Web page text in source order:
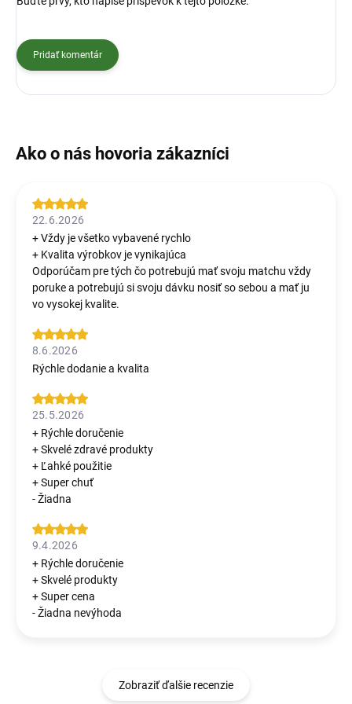
Pridať komentár
22.6.2026
+ Vždy je všetko vybavené rychlo
+ Kvalita výrobkov je vynikajúca
Odporúčam pre tých čo potrebujú mať svoju matchu vždy
poruke a potrebujú si svoju dávku nosiť so sebou a mať ju
vo vysokej kvalite.
8.6.2026
Rýchle dodanie a kvalita
25.5.2026
+ Rýchle doručenie
+ Skvelé zdravé produkty
+ Ľahké použitie
+ Super chuť
- Žiadna
9.4.2026
+ Rýchle doručenie
+ Skvelé produkty
+ Super cena
- Žiadna nevýhoda
Zobraziť ďalšie recenzie